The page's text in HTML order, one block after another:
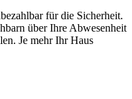
für die Sicherheit.
über Ihre Abwesenheit
Je mehr Ihr Haus